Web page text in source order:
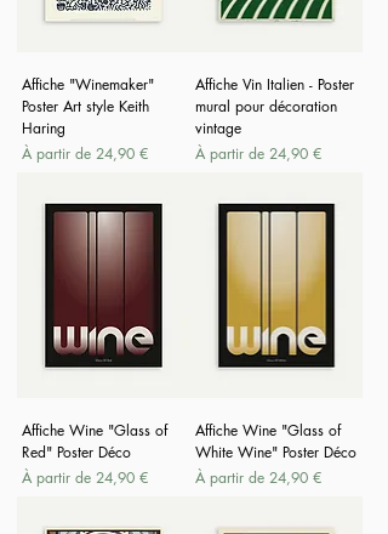
Affiche "Winemaker"
Poster Art style Keith
Haring
À partir de 24,90 €
Prix promotionnel
Affiche Vin Italien - Poster
mural pour décoration
vintage
À partir de 24,90 €
Prix promotionnel
Affiche Wine "Glass of
Red" Poster Déco
À partir de 24,90 €
Prix promotionnel
Affiche Wine "Glass of
White Wine" Poster Déco
À partir de 24,90 €
Prix promotionnel